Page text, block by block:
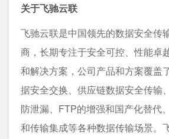
关于飞驰云联
飞驰云联是中国领先的数据安全传
商，长期专注于安全可控、性能卓
和解决方案，公司产品和方案覆盖
据安全交换、供应链数据安全传输
防泄漏、FTP的增强和国产化替代
和传输集成等各种数据传输场景。